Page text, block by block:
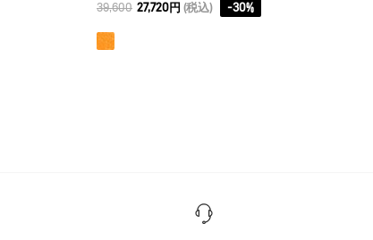
39,600 27,720円 (税込) -30%